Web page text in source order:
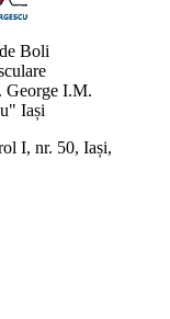
Boli
George I.M.
Iași
I, nr. 50, Iași,